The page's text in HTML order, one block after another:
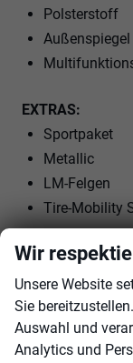
Polsterstoff
EXTRAS:
Sportpaket
Metallic
LM-Felgen
Tire-Mobility
17-Zoll LM
Innen
Armlehnen
Klimatisierung
Wir
Unsere Website
Sie
Auswahl und
Analytics und